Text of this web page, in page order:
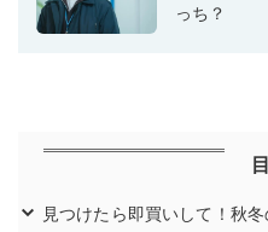
っち？
見つけたら即買いして！秋